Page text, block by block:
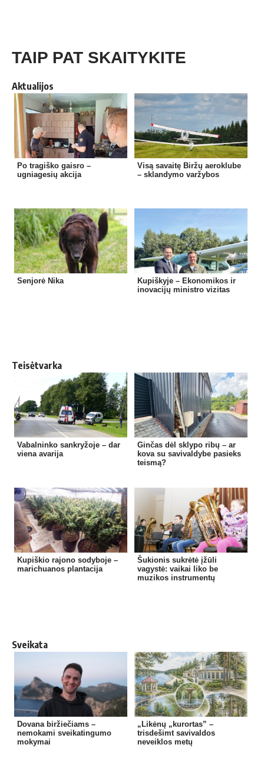
TAIP PAT SKAITYKITE
Aktualijos
Po tragiško gaisro –
ugniagesių akcija
Visą savaitę Biržų aeroklube
– sklandymo varžybos
Senjorė Nika
Kupiškyje – Ekonomikos ir
inovacijų ministro vizitas
Teisėtvarka
Vabalninko sankryžoje – dar
viena avarija
Ginčas dėl sklypo ribų – ar
kova su savivaldybe pasieks
teismą?
Kupiškio rajono sodyboje –
marichuanos plantacija
Šukionis sukrėtė įžūli
vagystė: vaikai liko be
muzikos instrumentų
Sveikata
Dovana biržiečiams –
nemokami sveikatingumo
mokymai
„Likėnų „kurortas” –
trisdešimt savivaldos
neveiklos metų